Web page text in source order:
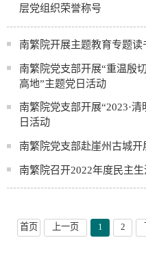
层党组织荣誉称号
南繁院开展主题教育专题
南繁院党支部开展“重温殷
高地”主题党日活动
南繁院党支部开展“2023·
日活动
南繁院党支部赴崖州古城
南繁院召开2022年度民主
首页 上一页 1 2